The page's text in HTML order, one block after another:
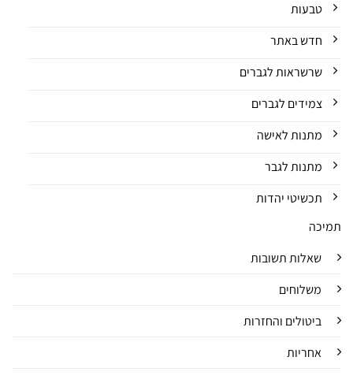
טבעות
חדש באתר
שרשראות לגברים
צמידים לגברים
מתנות לאישה
מתנות לגבר
תכשיטי יהדות
תמיכה
שאלות תשובות
משלוחים
ביטולים והחזרות
אחריות